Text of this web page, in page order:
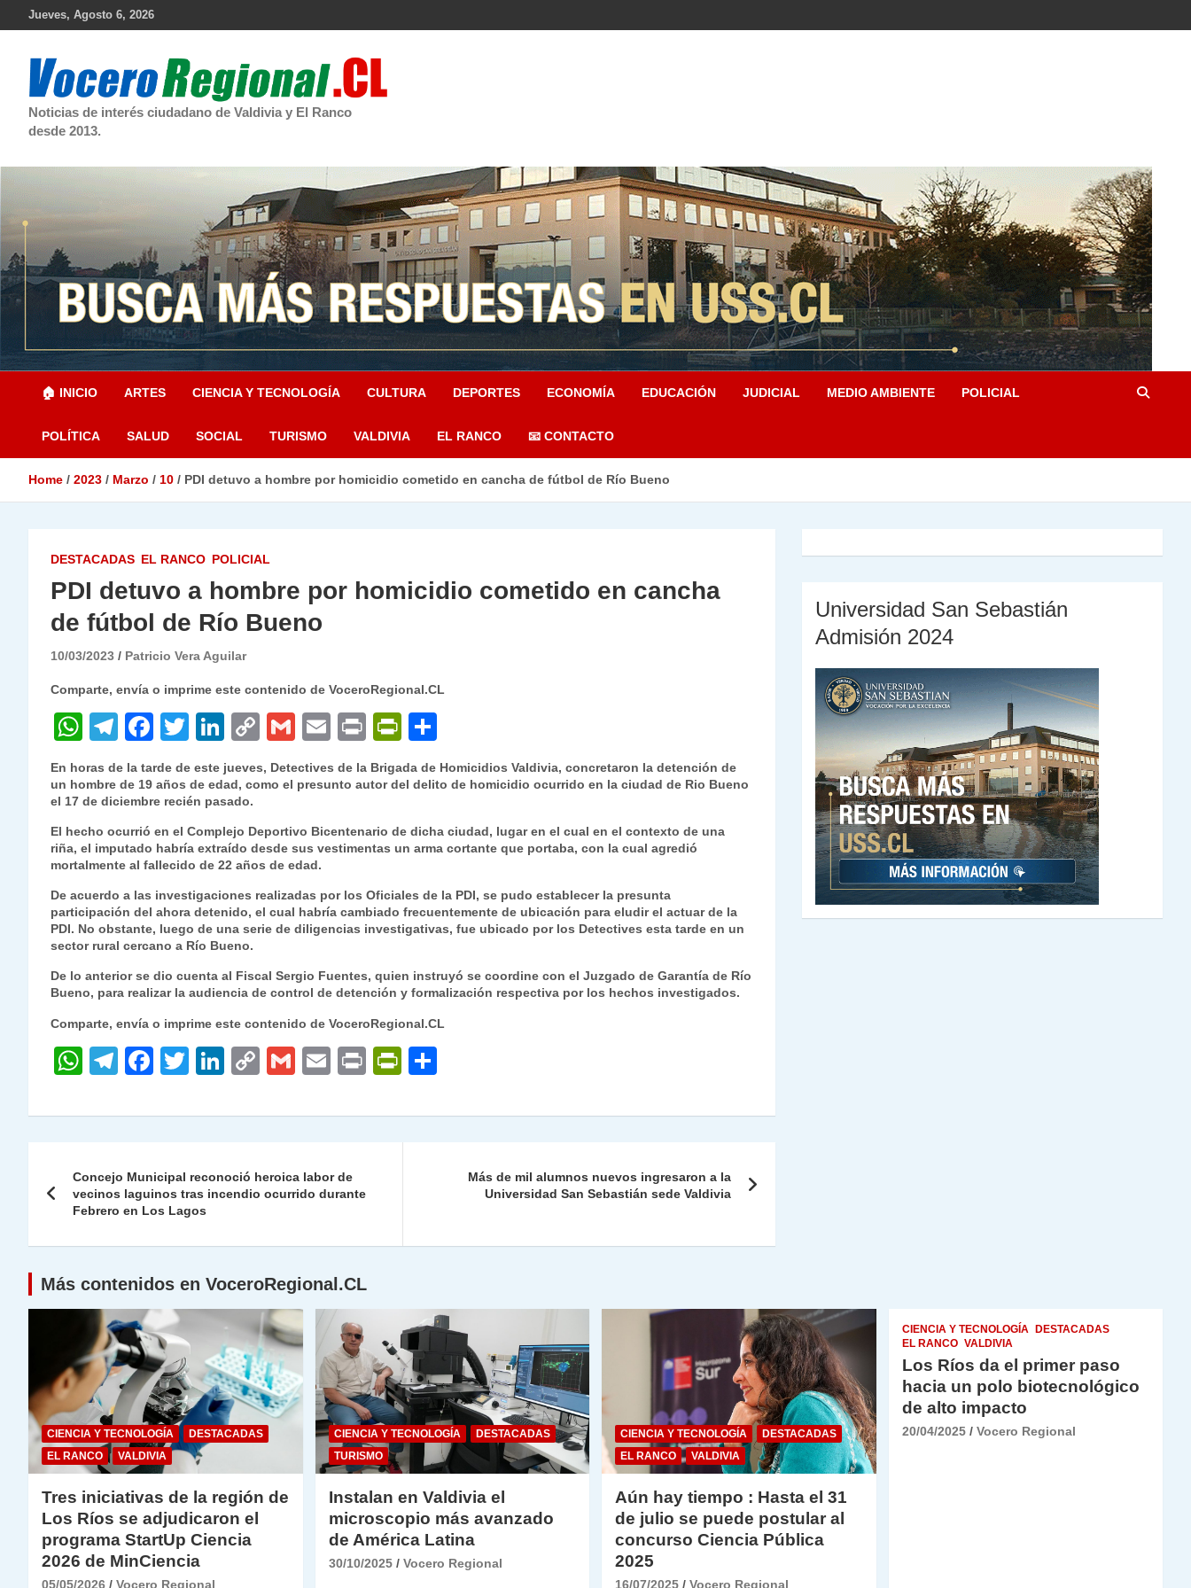
Jueves, Agosto 6, 2026
Noticias de interés ciudadano de Valdivia y El Ranco
desde 2013.
🏠 INICIO ARTES CIENCIA Y TECNOLOGÍA CULTURA DEPORTES ECONOMÍA EDUCACIÓN JUDICIAL MEDIO AMBIENTE POLICIAL
POLÍTICA SALUD SOCIAL TURISMO VALDIVIA EL RANCO 📧 CONTACTO
Home 2023 Marzo 10 PDI detuvo a hombre por homicidio cometido en cancha de fútbol de Río Bueno
DESTACADAS EL RANCO POLICIAL
PDI detuvo a hombre por homicidio cometido en cancha
de fútbol de Río Bueno
10/03/2023 Patricio Vera Aguilar
Comparte, envía o imprime este contenido de VoceroRegional.CL
W
at
s
A
p
p
T
el
e
gr
a
m
F
a
c
e
b
o
o
k
T
w
itt
er
Li
n
k
e
dI
n
C
o
p
Li
n
k
G
m
ai
E
m
ai
P
ri
nt
P
ri
nt
ie
dl
y
o
m
ar
En horas de la tarde de este jueves, Detectives de la Brigada de Homicidios Valdivia, concretaron la detención de
un hombre de 19 años de edad, como el presunto autor del delito de homicidio ocurrido en la ciudad de Rio Bueno
el 17 de diciembre recién pasado.
El hecho ocurrió en el Complejo Deportivo Bicentenario de dicha ciudad, lugar en el cual en el contexto de una
riña, el imputado habría extraído desde sus vestimentas un arma cortante que portaba, con la cual agredió
mortalmente al fallecido de 22 años de edad.
De acuerdo a las investigaciones realizadas por los Oficiales de la PDI, se pudo establecer la presunta
participación del ahora detenido, el cual habría cambiado frecuentemente de ubicación para eludir el actuar de la
PDI. No obstante, luego de una serie de diligencias investigativas, fue ubicado por los Detectives esta tarde en un
sector rural cercano a Río Bueno.
De lo anterior se dio cuenta al Fiscal Sergio Fuentes, quien instruyó se coordine con el Juzgado de Garantía de Río
Bueno, para realizar la audiencia de control de detención y formalización respectiva por los hechos investigados.
Comparte, envía o imprime este contenido de VoceroRegional.CL
W
at
A
p
T
e
a
m
F
c
b
o
T
itt
Li
k
dI
n
C
p
Li
n
G
ai
E
ai
P
nt
P
nt m
de
Concejo Municipal reconoció heroica labor de
vecinos laguinos tras incendio ocurrido durante
Febrero en Los Lagos
Más de mil alumnos nuevos ingresaron a la
Universidad San Sebastián sede Valdivia
Universidad San Sebastián
Admisión 2024
Más contenidos en VoceroRegional.CL
CIENCIA Y TECNOLOGÍA
DESTACADAS
EL RANCO
VALDIVIA
Tres iniciativas de la región de
Los Ríos se adjudicaron el
programa StartUp Ciencia
2026 de MinCiencia
05/05/2026 Vocero Regional
CIENCIA Y TECNOLOGÍA
DESTACADAS
TURISMO
Instalan en Valdivia el
microscopio más avanzado
de América Latina
30/10/2025 Vocero Regional
CIENCIA Y TECNOLOGÍA
DESTACADAS
EL RANCO
VALDIVIA
Aún hay tiempo : Hasta el 31
de julio se puede postular al
concurso Ciencia Pública
2025
16/07/2025 Vocero Regional
CIENCIA Y TECNOLOGÍA
DESTACADAS
EL RANCO VALDIVIA
Los Ríos da el primer paso
hacia un polo biotecnológico
de alto impacto
20/04/2025 Vocero Regional